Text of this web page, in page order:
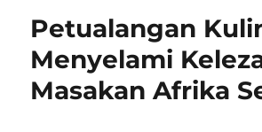
Petualangan
Menyelami
Masakan Afrika